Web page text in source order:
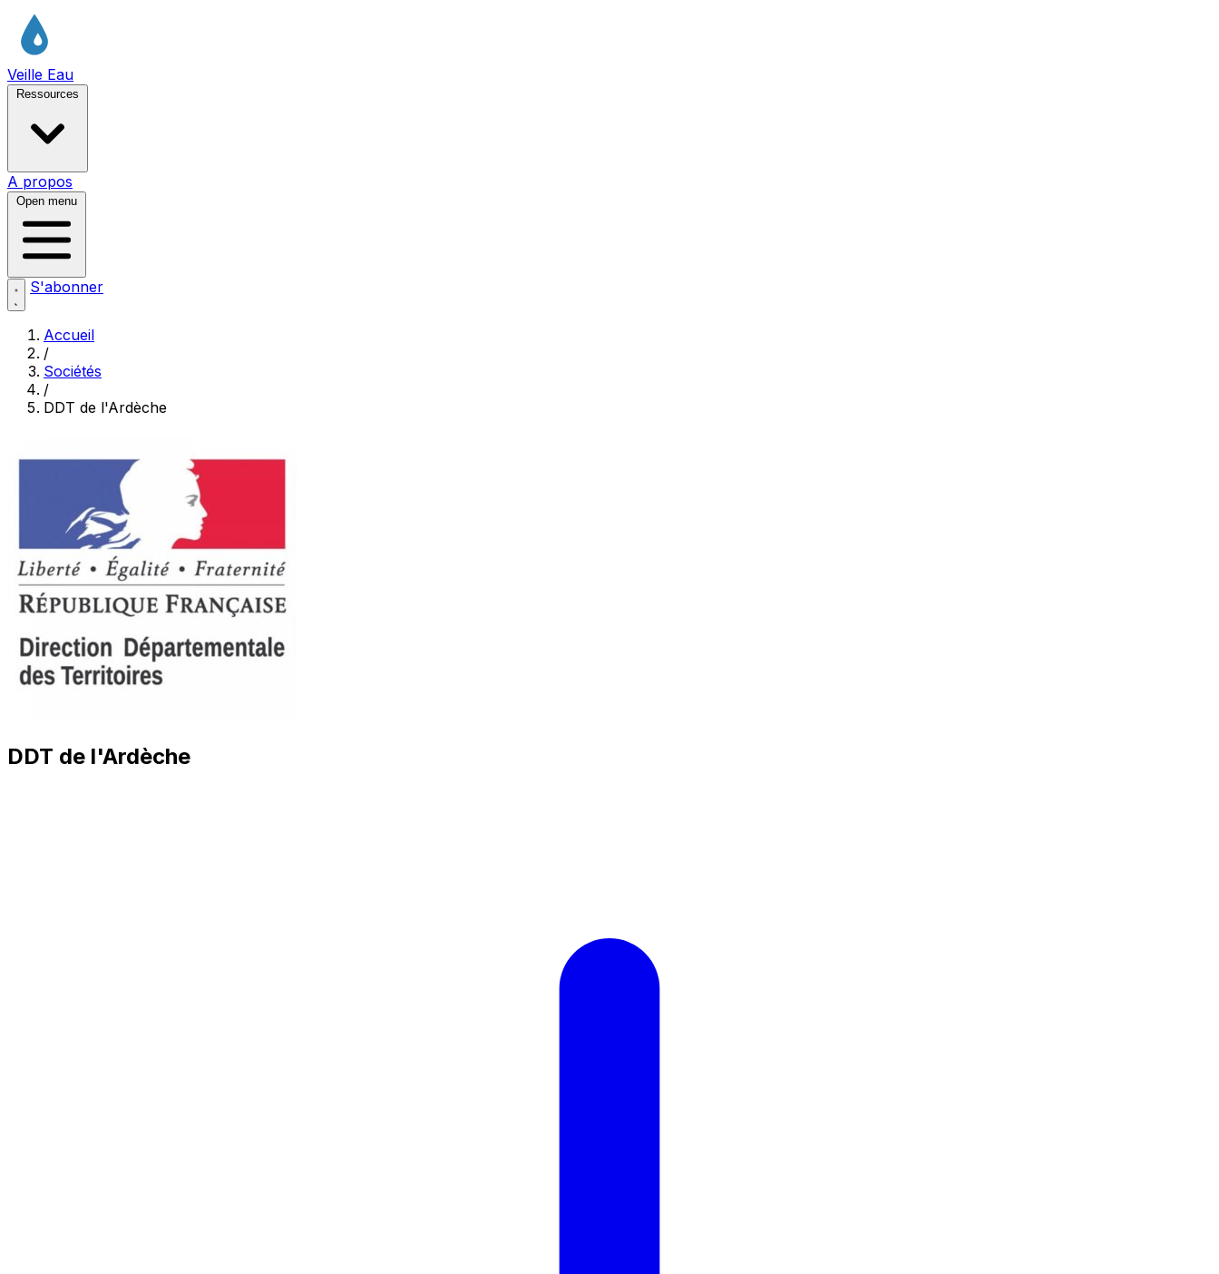
Veille Eau
Ressources
A propos
Open menu
S'abonner
Accueil
/
Sociétés
/
DDT de l'Ardèche
DDT de l'Ardèche